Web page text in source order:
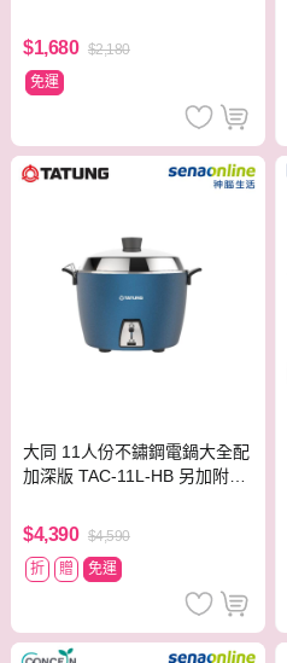
$1,680 $2,180
免運
大同 11人份不鏽鋼電鍋大全配
加深版 TAC-11L-HB 另加附上
$4,390 $4,590
折
贈 免運